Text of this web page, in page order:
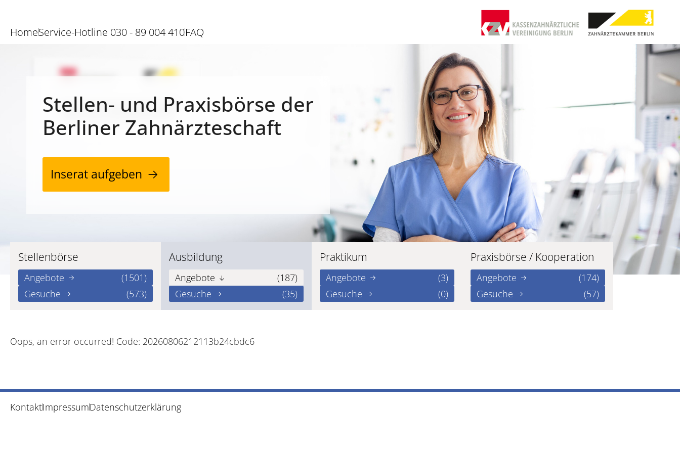
HomeService-Hotline 030 - 89 004 410FAQ
Stellen- und Praxisbörse der
Berliner Zahnärzteschaft
Inserat aufgeben
Stellenbörse
Angebote
(1501)
Gesuche
(573)
Ausbildung
Angebote
(187)
Gesuche
(35)
Praktikum
Angebote
(3)
Gesuche
(0)
Praxisbörse / Kooperation
Angebote
(174)
Gesuche
(57)
Oops, an error occurred! Code: 20260806212113b24cbdc6
KontaktImpressumDatenschutzerklärung